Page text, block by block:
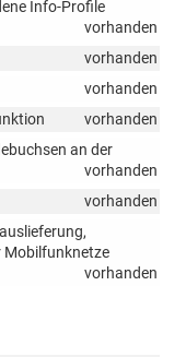
Info-Profile
vorhanden
vorhanden
vorhanden
vorhanden
an der
vorhanden
vorhanden
Mobilfunknetze
vorhanden